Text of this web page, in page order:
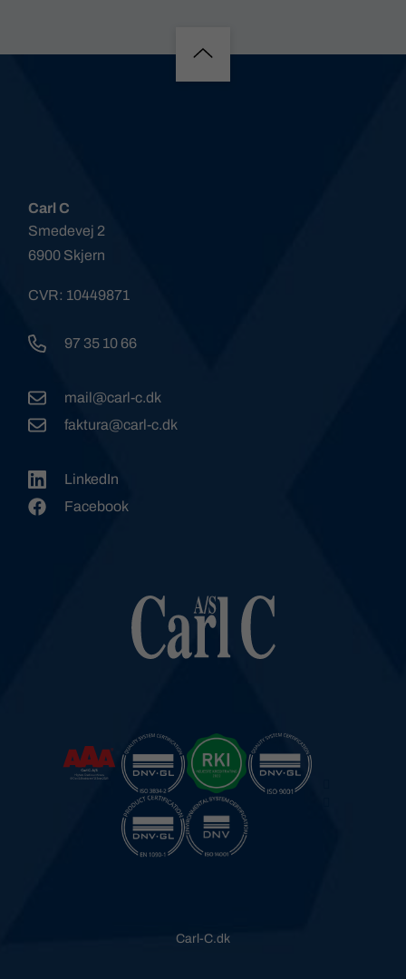
Carl C
Smedevej 2
6900 Skjern
CVR: 10449871
97 35 10 66
mail@carl-c.dk
faktura@carl-c.dk
LinkedIn
Facebook
Carl-C.dk